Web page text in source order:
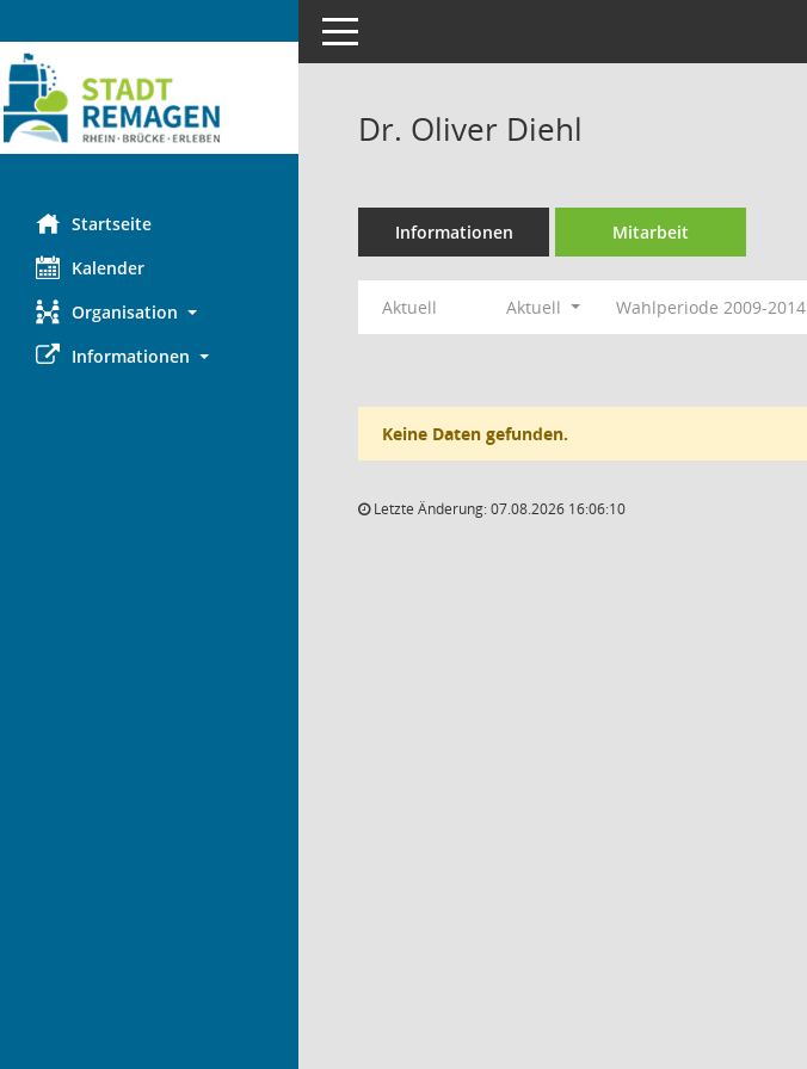
Startseite
Kalender
Organisation
Informationen
Toggle navigation
Dr. Oliver Diehl
Informationen Mitarbeit
Aktuell Aktuell Wahlperiode 2009-2014
Keine Daten gefunden.
Letzte Änderung: 07.08.2026 16:06:10